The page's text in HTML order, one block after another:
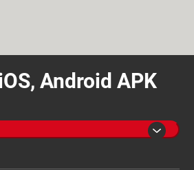
Android APK